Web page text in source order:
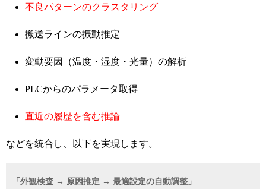
不良パターンのクラスタリング
搬送ラインの振動推定
変動要因（温度・湿度・光量）の解析
PLCからのパラメータ取得
直近の履歴を含む推論
などを統合し、以下を実現します。
「外観検査 → 原因推定 → 最適設定の自動調整」